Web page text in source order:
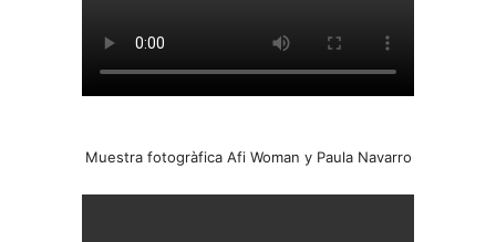
Muestra fotogràfica Afi Woman y Paula Navarro